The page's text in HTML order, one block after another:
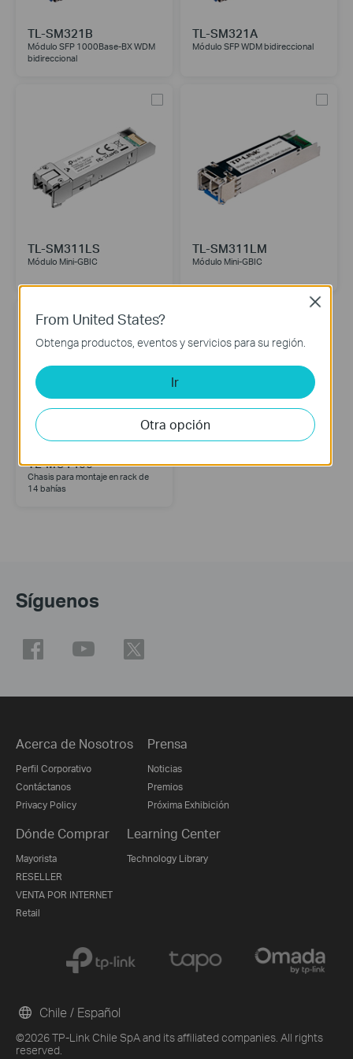
TL-SM321B
Módulo SFP 1000Base-BX WDM
bidireccional
TL-SM321A
Módulo SFP WDM bidireccional
TL-SM311LS
Módulo Mini-GBIC
TL-SM311LM
Módulo Mini-GBIC
TL-MC1400
Chasis para montaje en rack de
14 bahías
Síguenos
Acerca de Nosotros
Perfil Corporativo
Contáctanos
Privacy Policy
Prensa
Noticias
Premios
Próxima Exhibición
Dónde Comprar
Mayorista
RESELLER
VENTA POR INTERNET
Retail
Learning Center
Technology Library
©2026 TP-Link Chile SpA and its affiliated companies. All rights
reserved.
Chile / Español
From United States?
Obtenga productos, eventos y servicios para su región.
Ir
Otra opción
Close